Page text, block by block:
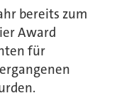
bereits zum
Award
für